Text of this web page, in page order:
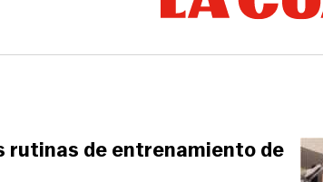
rutinas de entrenamiento de